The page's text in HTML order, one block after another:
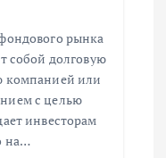
рынка
собой долговую
компанией или
с целью
инвесторам
на…